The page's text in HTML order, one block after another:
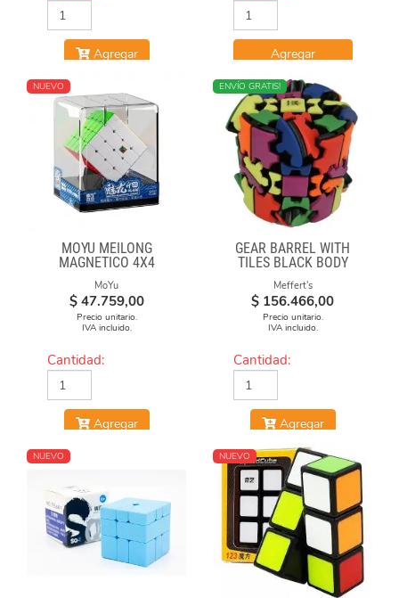
Agregar Agregar
NUEVO
MOYU MEILONG
MAGNETICO 4X4
MoYu
$ 47.759,00
Precio unitario.
IVA incluido.
Cantidad:
Agregar
MÁS VENDIDO
ENVÍO GRATIS!
GEAR BARREL WITH
TILES BLACK BODY
Meffert's
$ 156.466,00
Precio unitario.
IVA incluido.
Cantidad:
Agregar
NUEVO NUEVO